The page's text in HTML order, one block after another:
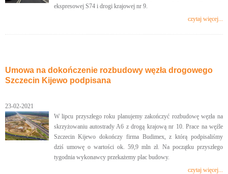
ekspresowej S74 i drogi krajowej nr 9.
czytaj więcej...
Umowa na dokończenie rozbudowy węzła drogowego
Szczecin Kijewo podpisana
23-02-2021
W lipcu przyszłego roku planujemy zakończyć rozbudowę węzła na
skrzyżowaniu autostrady A6 z drogą krajową nr 10. Prace na węźle
Szczecin Kijewo dokończy firma Budimex, z którą podpisaliśmy
dziś umowę o wartości ok. 59,9 mln zł. Na początku przyszłego
tygodnia wykonawcy przekażemy plac budowy.
czytaj więcej...